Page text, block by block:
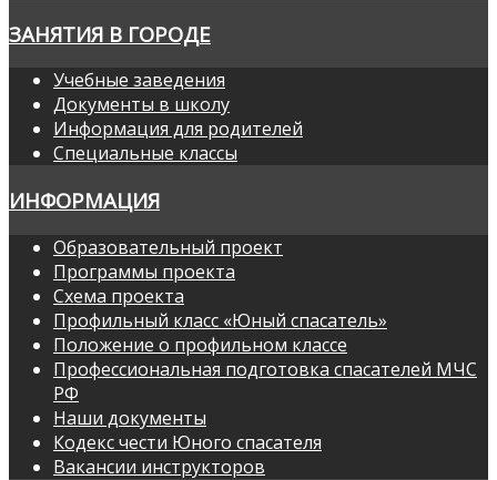
ЗАНЯТИЯ В ГОРОДЕ
Учебные заведения
Документы в школу
Информация для родителей
Специальные классы
ИНФОРМАЦИЯ
Образовательный проект
Программы проекта
Схема проекта
Профильный класс «Юный спасатель»
Положение о профильном классе
Профессиональная подготовка спасателей МЧС
РФ
Наши документы
Кодекс чести Юного спасателя
Вакансии инструкторов